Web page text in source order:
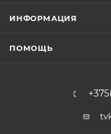
ИНФОРМАЦИЯ
ПОМОЩЬ